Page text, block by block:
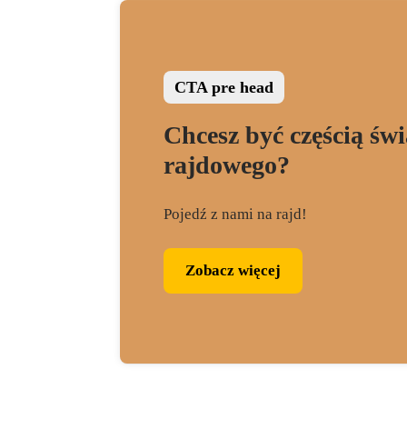
CTA pre head
Chcesz być częścią
rajdowego?
Pojedź z nami na rajd!
Zobacz więcej
Zobacz więcej